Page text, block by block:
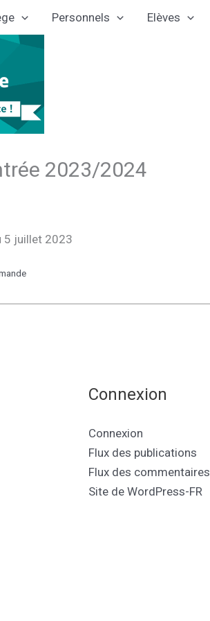
Personnels Elèves
2023/2024
5 juillet 2023
Connexion
Connexion
Flux des publications
Flux des commentaires
Site de WordPress-FR